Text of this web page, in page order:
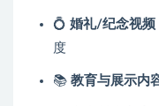
💍 婚礼/纪念视频
度
📚 教育与展示内